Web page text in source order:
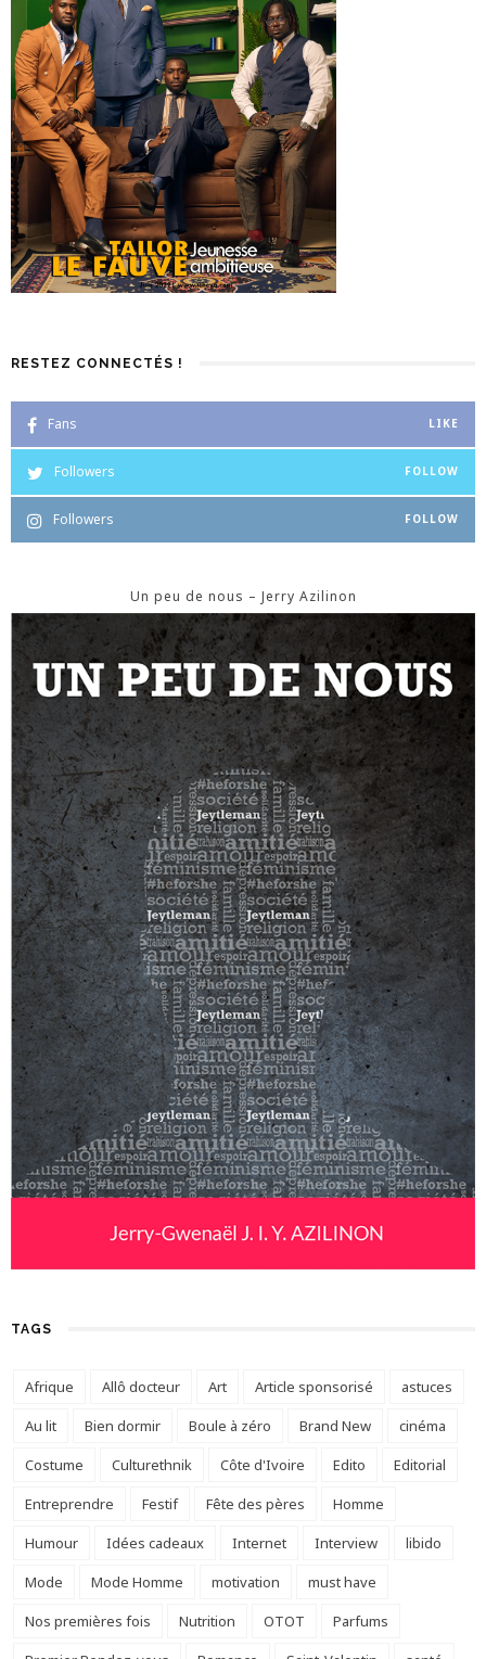
RESTEZ CONNECTÉS !
Fans LIKE
Followers FOLLOW
Followers FOLLOW
Un peu de nous – Jerry Azilinon
TAGS
Afrique Allô docteur Art Article sponsorisé
astuces
Au lit
Bien dormir Boule à zéro Brand New
cinéma
Costume
Culturethnik Côte d'Ivoire Edito
Editorial
Entreprendre
Festif Fête des pères
Homme
Humour
Idées cadeaux Internet Interview
libido
Mode
Mode Homme motivation
must have
Nos premières fois
Nutrition OTOT
Parfums